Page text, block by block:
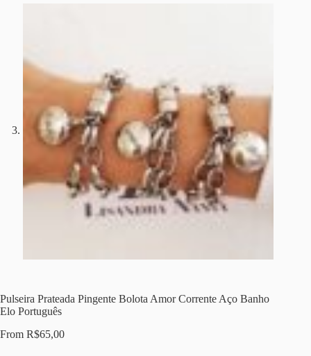
Pulseira Prateada Pingente Bolota Amor Corrente Aço Banho
Elo Português
From R$65,00